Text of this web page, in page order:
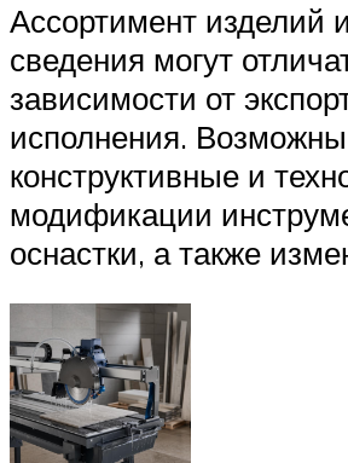
Ассортимент изделий
сведения могут
зависимости от
исполнения. Возможны
конструктивные и
модификации
оснастки, а также